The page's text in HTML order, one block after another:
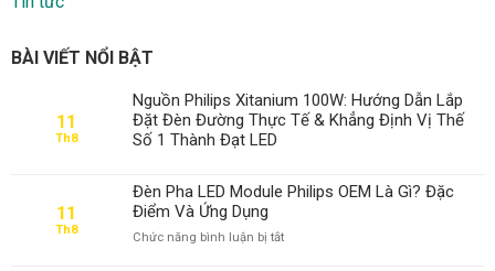
BÀI VIẾT NỔI BẬT
11
Th8
Nguồn Philips Xitanium 100W: Hướng Dẫn Lắp
Đặt Đèn Đường Thực Tế & Khẳng Định Vị Thế
Số 1 Thành Đạt LED
11
Th8
Đèn Pha LED Module Philips OEM Là Gì? Đặc
Điểm Và Ứng Dụng
Chức năng bình luận bị tắtở